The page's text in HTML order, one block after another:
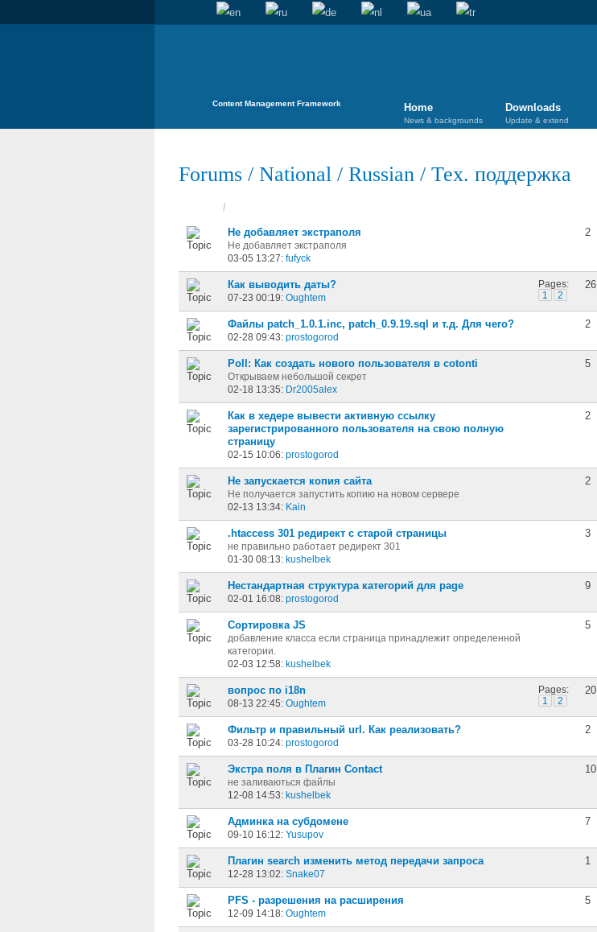
Content Management Framework Home
News & backgrounds
Downloads
Update & extend
Forums / National / Russian / Тех. поддержка
/
Не добавляет экстраполя
Не добавляет экстраполя
03-05 13:27: fufyck
2
Как выводить даты?
07-23 00:19: Oughtem
Pages:
1
2
26
Файлы patch_1.0.1.inc, patch_0.9.19.sql и т.д. Для чего?
02-28 09:43: prostogorod
2
Poll: Как создать нового пользователя в cotonti
Открываем небольшой секрет
02-18 13:35: Dr2005alex
5
Как в хедере вывести активную ссылку
зарегистрированного пользователя на свою полную
страницу
02-15 10:06: prostogorod
2
Не запускается копия сайта
Не получается запустить копию на новом сервере
02-13 13:34: Kain
2
.htaccess 301 редирект с старой страницы
не правильно работает редирект 301
01-30 08:13: kushelbek
3
Нестандартная структура категорий для page
02-01 16:08: prostogorod
9
Сортировка JS
добавление класса если страница принадлежит определенной
категории.
02-03 12:58: kushelbek
5
вопрос по i18n
08-13 22:45: Oughtem
Pages:
1
2
20
Фильтр и правильный url. Как реализовать?
03-28 10:24: prostogorod
2
Экстра поля в Плагин Contact
не заливаються файлы
12-08 14:53: kushelbek
10
Админка на субдомене
09-10 16:12: Yusupov
7
Плагин search изменить метод передачи запроса
12-28 13:02: Snake07
1
PFS - разрешения на расширения
12-09 14:18: Oughtem
5